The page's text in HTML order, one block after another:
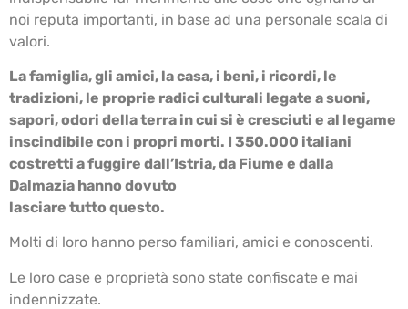
noi reputa importanti, in base ad una personale scala di
valori.
La famiglia, gli amici, la casa, i beni, i ricordi, le
tradizioni, le proprie radici culturali legate a suoni,
sapori, odori della terra in cui si è cresciuti e al legame
inscindibile con i propri morti. I 350.000 italiani
costretti a fuggire dall’Istria, da Fiume e dalla
Dalmazia hanno dovuto
lasciare tutto questo.
Molti di loro hanno perso familiari, amici e conoscenti.
Le loro case e proprietà sono state confiscate e mai
indennizzate.